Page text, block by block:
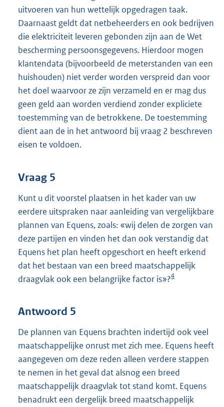
uitvoeren van hun wettelijk opgedragen taak.
Daarnaast geldt dat netbeheerders en ook bedrijven
die elektriciteit leveren gebonden zijn aan de Wet
bescherming persoonsgegevens. Hierdoor mogen
klantendata (bijvoorbeeld de meterstanden van een
huishouden) niet verder worden verspreid dan voor
het doel waarvoor ze zijn verzameld en er mag dus
geen geld aan worden verdiend zonder expliciete
toestemming van de betrokkene. De toestemming
dient aan de in het antwoord bij vraag 2 beschreven
eisen te voldoen.
Vraag 5
Kunt u dit voorstel plaatsen in het kader van uw
eerdere uitspraken naar aanleiding van vergelijkbare
plannen van Equens, zoals: «wij delen de zorgen van
deze partijen en vinden het dan ook verstandig dat
Equens het plan heeft opgeschort en heeft erkend
dat het bestaan van een breed maatschappelijk
draagvlak ook een belangrijke factor is»?4
Antwoord 5
De plannen van Equens brachten indertijd ook veel
maatschappelijke onrust met zich mee. Equens heeft
aangegeven om deze reden alleen verdere stappen
te nemen in het geval dat alsnog een breed
maatschappelijk draagvlak tot stand komt. Equens
benadrukt een dergelijk breed maatschappelijk